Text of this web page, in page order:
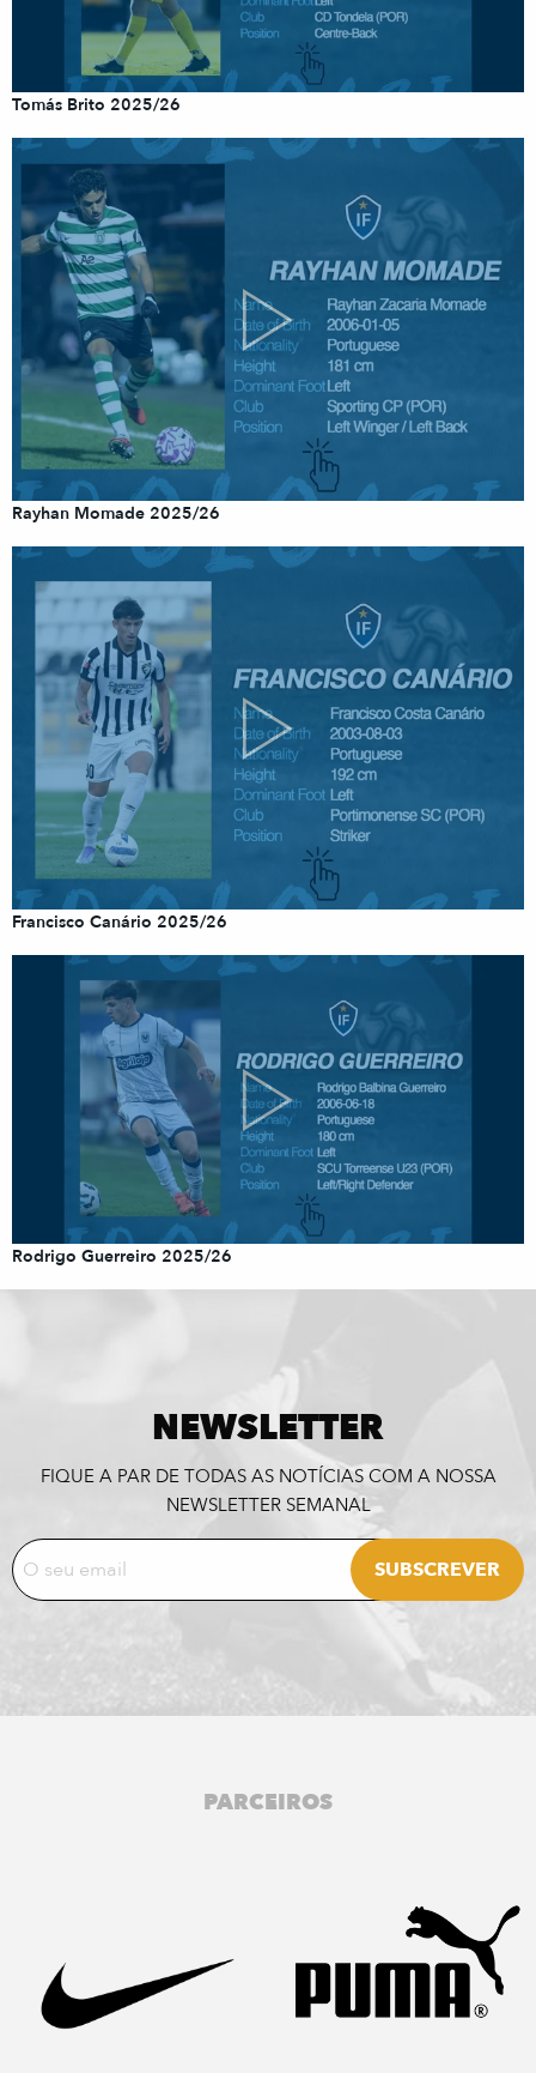
Tomás Brito 2025/26
Rayhan Momade 2025/26
Francisco Canário 2025/26
Rodrigo Guerreiro 2025/26
NEWSLETTER
FIQUE A PAR DE TODAS AS NOTÍCIAS COM A NOSSA
NEWSLETTER SEMANAL
PARCEIROS